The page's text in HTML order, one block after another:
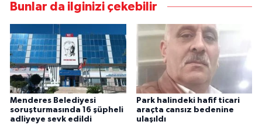
Bunlar da ilginizi çekebilir
Menderes Belediyesi
soruşturmasında 16 şüpheli
adliyeye sevk edildi
Park halindeki hafif ticari
araçta cansız bedenine
ulaşıldı